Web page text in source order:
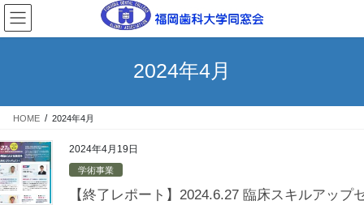
コ
ン
テ
ス
ッ
プ
ナ
ビ
ゲ
ン
移
動
2024年4月
HOME 2024年4月
2024年4月19日
学術事業
【終了レポート】2024.6.27 臨床スキルアップ